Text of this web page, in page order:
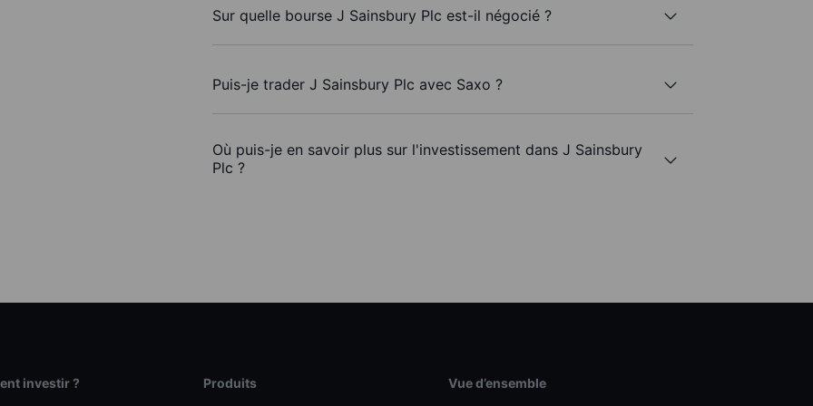
Sur quelle bourse J Sainsbury Plc est-il négocié ?
Puis-je trader J Sainsbury Plc avec Saxo ?
Où puis-je en savoir plus sur l'investissement dans J Sainsbury
Plc ?
investir ? Produits Vue d’ensemble